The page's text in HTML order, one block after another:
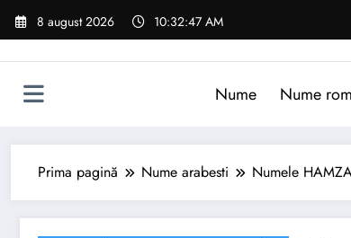
Sari
8 august 2026 10:32:48 AM
Nume Nume
Prima pagină Nume arabesti Numele